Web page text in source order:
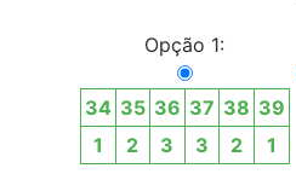
Opção 1:
34 35 36 37 38 39
1
2 3 3 2 1